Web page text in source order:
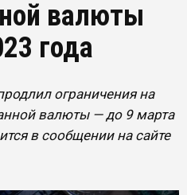
валюты
года
ограничения на
валюты — до 9 марта
в сообщении на сайте